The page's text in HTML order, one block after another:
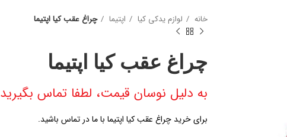
خانه لوازم یدکی کیا اپتیما چراغ عقب کیا اپتیما
چراغ عقب کیا اپتیما
به دلیل نوسان قیمت، لطفا تماس بگیرید
برای خرید چراغ عقب کیا اپتیما با ما در تماس باشید.